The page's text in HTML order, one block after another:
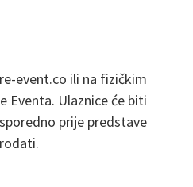
event.co ili na fizičkim
Eventa. Ulaznice će biti
prije predstave